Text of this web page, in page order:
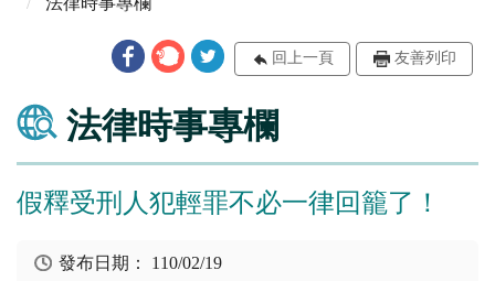
回上一頁 友善列印
法律時事專欄
假釋受刑人犯輕罪不必一律回籠了！
發布日期： 110/02/19